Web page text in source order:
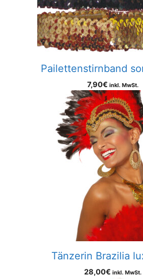
Pailettenstirnband
7,90€ inkl. MwSt.
Tänzerin Brazilia
28,00€ inkl. MwSt.